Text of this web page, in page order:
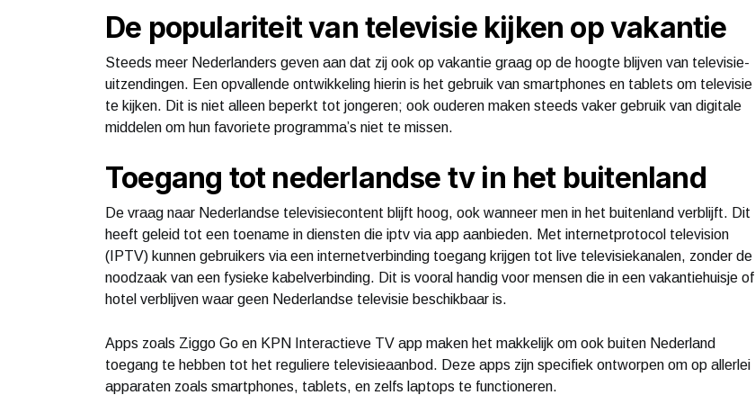
De populariteit van televisie kijken op vakantie
Steeds meer Nederlanders geven aan dat zij ook op vakantie graag op de hoogte blijven van televisie-
uitzendingen. Een opvallende ontwikkeling hierin is het gebruik van smartphones en tablets om televisie
te kijken. Dit is niet alleen beperkt tot jongeren; ook ouderen maken steeds vaker gebruik van digitale
middelen om hun favoriete programma’s niet te missen.
Toegang tot nederlandse tv in het buitenland
De vraag naar Nederlandse televisiecontent blijft hoog, ook wanneer men in het buitenland verblijft. Dit
heeft geleid tot een toename in diensten die iptv via app aanbieden. Met internetprotocol television
(IPTV) kunnen gebruikers via een internetverbinding toegang krijgen tot live televisiekanalen, zonder de
noodzaak van een fysieke kabelverbinding. Dit is vooral handig voor mensen die in een vakantiehuisje of
hotel verblijven waar geen Nederlandse televisie beschikbaar is.
Apps zoals Ziggo Go en KPN Interactieve TV app maken het makkelijk om ook buiten Nederland
toegang te hebben tot het reguliere televisieaanbod. Deze apps zijn specifiek ontworpen om op allerlei
apparaten zoals smartphones, tablets, en zelfs laptops te functioneren.